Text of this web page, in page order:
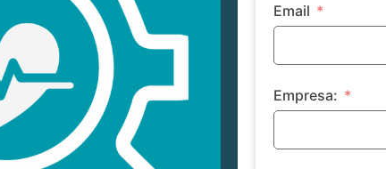
Email
Empresa: